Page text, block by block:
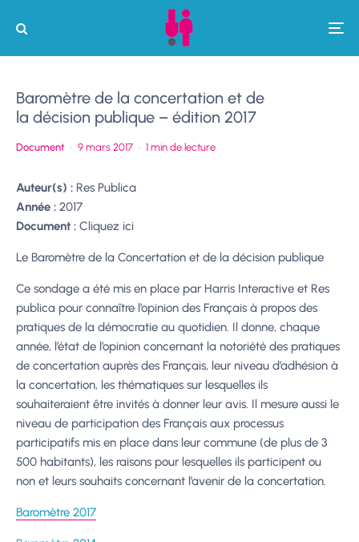
Baromètre de la concertation et de
la décision publique – édition 2017
Document · 9 mars 2017 · 1 min de lecture
Auteur(s) : Res Publica
Année : 2017
Document : Cliquez ici
Le Baromètre de la Concertation et de la décision publique
Ce sondage a été mis en place par Harris Interactive et Res
publica pour connaître l’opinion des Français à propos des
pratiques de la démocratie au quotidien. Il donne, chaque
année, l’état de l’opinion concernant la notoriété des pratiques
de concertation auprès des Français, leur niveau d’adhésion à
la concertation, les thématiques sur lesquelles ils
souhaiteraient être invités à donner leur avis. Il mesure aussi le
niveau de participation des Français aux processus
participatifs mis en place dans leur commune (de plus de 3
500 habitants), les raisons pour lesquelles ils participent ou
non et leurs souhaits concernant l’avenir de la concertation.
Baromètre 2017